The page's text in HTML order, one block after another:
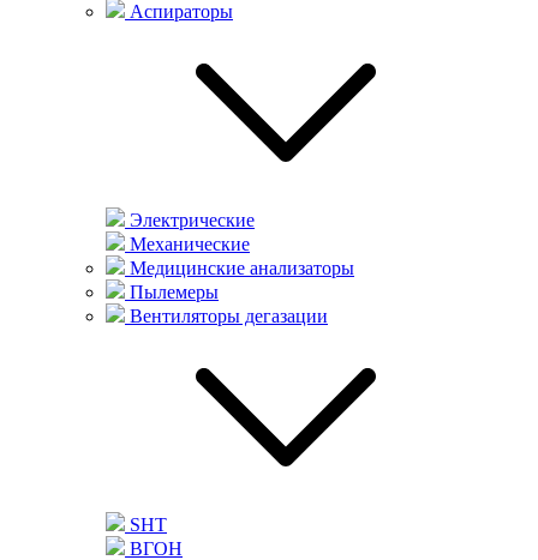
Аспираторы
Электрические
Механические
Медицинские анализаторы
Пылемеры
Вентиляторы дегазации
SHT
ВГОН